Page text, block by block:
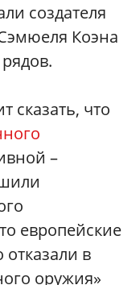
создателя
Коэна
сказать, что
–
европейские
в
оружия»